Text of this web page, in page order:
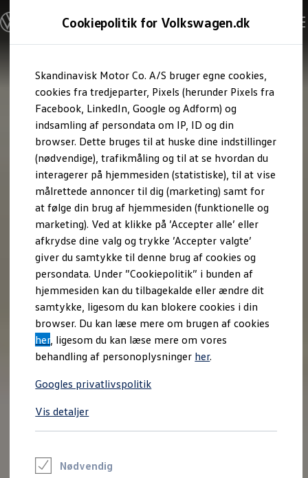
Cookiepolitik for Volkswagen.dk
Skandinavisk Motor Co. A/S bruger egne cookies,
cookies fra tredjeparter, Pixels (herunder Pixels fra
Facebook, LinkedIn, Google og Adform) og
indsamling af persondata om IP, ID og din
browser. Dette bruges til at huske dine indstillinger
(nødvendige), trafikmåling og til at se hvordan du
interagerer på hjemmesiden (statistiske), til at vise
målrettede annoncer til dig (marketing) samt for
at følge din brug af hjemmesiden (funktionelle og
marketing). Ved at klikke på ’Accepter alle’ eller
afkrydse dine valg og trykke ’Accepter valgte’
giver du samtykke til denne brug af cookies og
persondata. Under ”Cookiepolitik” i bunden af
hjemmesiden kan du tilbagekalde eller ændre dit
samtykke, ligesom du kan blokere cookies i din
browser. Du kan læse mere om brugen af cookies
her, ligesom du kan læse mere om vores
behandling af personoplysninger her.
Googles privatlivspolitik
Vis detaljer
Nødvendig
hovedindhold
footer
Modeller og konfigurator
Byg din Volkswagen
Alle modeller
Kend din Volkswagen
Erhvervsbiler
Værktøjskassen
ConnectedFleet
Service
California on Tour app
Elektriske biler
Elbiler
ID. Polo
ID. Cross
ID.3 Neo
ID.4
ID.5
ID.7
ID.7 Tourer
ID. Buzz
Konceptbiler
ID. EVERY1
ID. 2all & ID. GTI
Varebiler på el
Elektromobilitet i dagligdagen
Eldrevne modeller
ID. Buzz Cargo
Opladning og Rækkevidde
Opladning med Clever
Opladning med Clever - Erhvervsbiler
Udregn din rækkevidde
Lær din ID. at kende